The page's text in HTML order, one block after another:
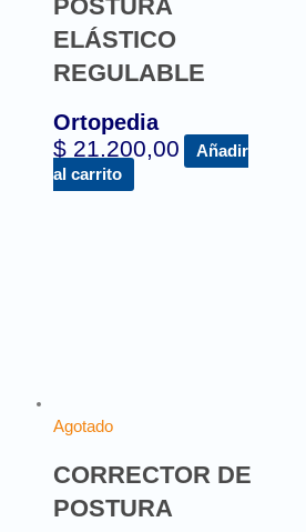
POSTURA
ELÁSTICO
REGULABLE
Ortopedia
$ 21.200,00
Añadir
al carrito
Agotado
CORRECTOR DE
POSTURA